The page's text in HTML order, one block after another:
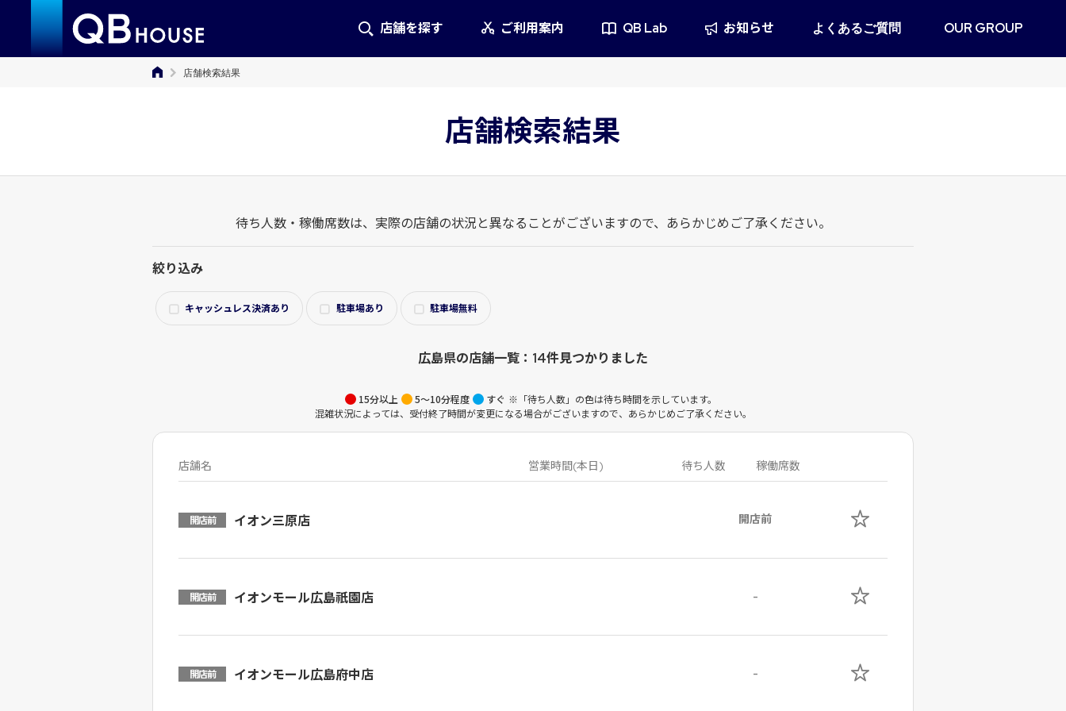
店舗を探す ご利用案内 QB Lab お知らせ よくあるご質問 OUR GROUP
店舗検索結果
店舗検索結果
待ち人数・稼働席数は、実際の店舗の状況と異なることがございますので、あらかじめご了承ください。
絞り込み
キャッシュレス決済あり 駐車場あり 駐車場無料
広島県の店舗一覧： 14件見つかりました
15分以上 5～10分程度 すぐ ※「待ち人数」の色は待ち時間を示しています。
混雑状況によっては、受付終了時間が変更になる場合がございますので、あらかじめご了承ください。
店舗名 営業時間(本日) 待ち人数 稼働席数
開店前 イオン三原店 開店前
開店前 イオンモール広島祇園店 -
開店前 イオンモール広島府中店 -